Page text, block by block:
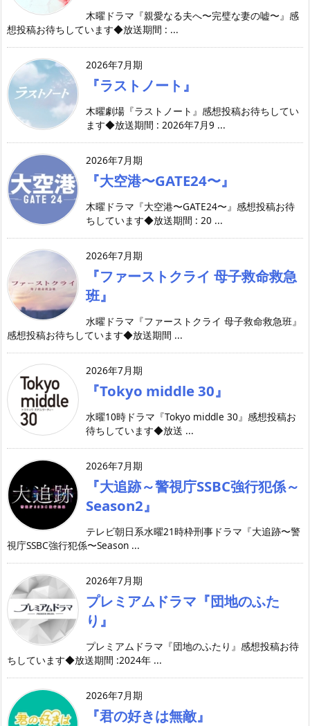
木曜ドラマ『親愛なる夫へ〜完璧な妻の嘘〜』感
想投稿お待ちしています◆放送期間 : ...
2026年7月期
『ラストノート』
木曜劇場『ラストノート』感想投稿お待ちしてい
ます◆放送期間 : 2026年7月9 ...
2026年7月期
『大空港〜GATE24〜』
木曜ドラマ『大空港〜GATE24〜』感想投稿お待
ちしています◆放送期間 : 20 ...
2026年7月期
『ファーストクライ 母子救命救急
班』
水曜ドラマ『ファーストクライ 母子救命救急班』
感想投稿お待ちしています◆放送期間 ...
2026年7月期
『Tokyo middle 30』
水曜10時ドラマ『Tokyo middle 30』感想投稿お
待ちしています◆放送 ...
2026年7月期
『大追跡～警視庁SSBC強行犯係～
Season2』
テレビ朝日系水曜21時枠刑事ドラマ『大追跡〜警
視庁SSBC強行犯係〜Season ...
2026年7月期
プレミアムドラマ『団地のふた
り』
プレミアムドラマ『団地のふたり』感想投稿お待
ちしています◆放送期間 :2024年 ...
2026年7月期
『君の好きは無敵』